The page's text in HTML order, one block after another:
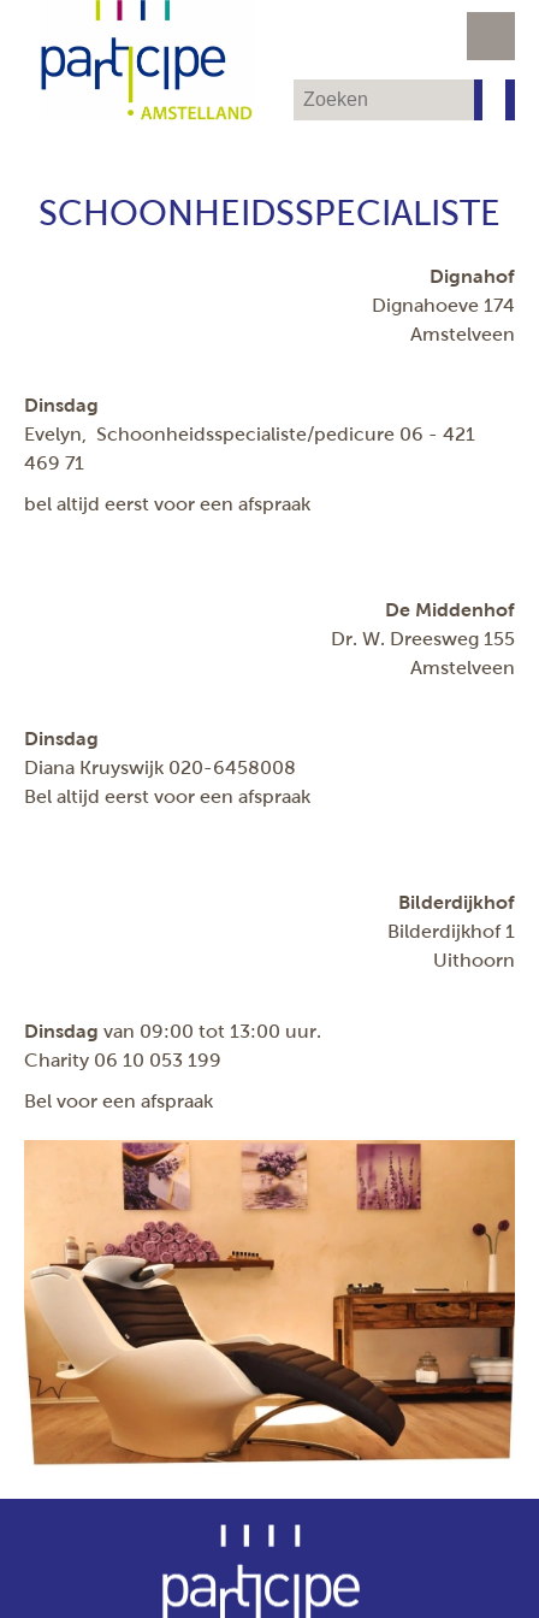
SCHOONHEIDSSPECIALISTE
Dignahof
Dignahoeve 174
Amstelveen
Dinsdag
Evelyn, Schoonheidsspecialiste/pedicure 06 - 421
469 71
bel altijd eerst voor een afspraak
De Middenhof
Dr. W. Dreesweg 155
Amstelveen
Dinsdag
Diana Kruyswijk 020-6458008
Bel altijd eerst voor een afspraak
Bilderdijkhof
Bilderdijkhof 1
Uithoorn
Dinsdag van 09:00 tot 13:00 uur.
Charity 06 10 053 199
Bel voor een afspraak